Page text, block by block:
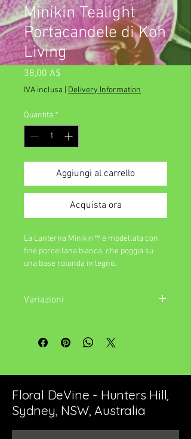
Minikin Tealight
Portacandele di Koh
Living
38,00 A$
IVA inclusa Delivery Information
Quantità *
Aggiungi al carrello
Acquista ora
La Lanterna Minikin™ è modellata con
fine porcellana bianca, che poggia su
una base rotonda in legno.
Variazioni
argilla, il prodotto finale potrebbe
sembrare leggermente diverso dalle
Floral DeVine - Hunters Hill,
Sydney, NSW, Australia